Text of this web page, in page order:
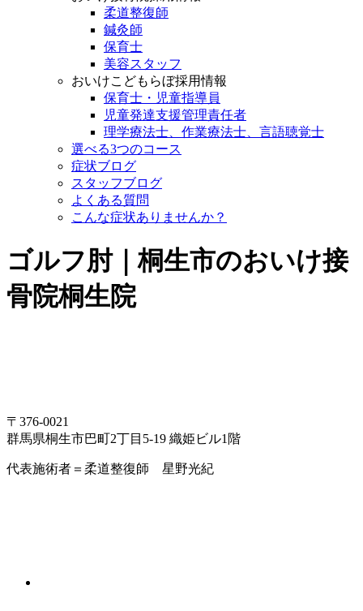
柔道整復師
鍼灸師
保育士
美容スタッフ
おいけこどもらぼ採用情報
保育士・児童指導員
児童発達支援管理責任者
理学療法士、作業療法士、言語聴覚士
選べる3つのコース
症状ブログ
スタッフブログ
よくある質問
こんな症状ありませんか？
ゴルフ肘｜桐生市のおいけ接
骨院桐生院
〒376-0021
群馬県桐生市巴町2丁目5-19 織姫ビル1階
代表施術者＝柔道整復師 星野光紀